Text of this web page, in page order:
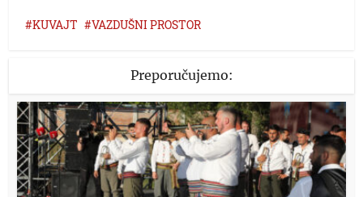
KUVAJT VAZDUŠNI PROSTOR
Preporučujemo: